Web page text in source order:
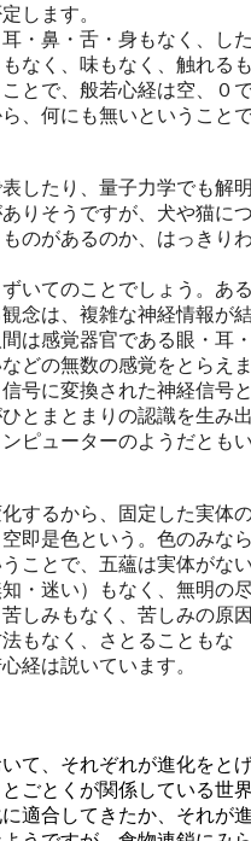
します。
・鼻・舌・身もなく、した
なく、味もなく、触れるも
とで、 般若心経は空、０
、何にも無いということ
したり、量子力学でも解明
りそうですが、犬や猫につ
のがあるのか、はっきりわ
いてのことでしょう。ある
念は、複雑な神経情報が
は感覚器官である眼・耳・
などの無数の感覚をとらえま
号に変換された神経信号と
とまとまりの認識を生み出
ピューターのようだともい
するから、固定した実体
即是色という。色のみなら
ことで、五蘊は実体がない
・迷い）もなく、無明の尽
しみもなく、苦しみの原因
もなく、さとることもな
経は説いています。
て、それぞれが進化をと
ごとくが関係している世界
適合してきたか、それが進